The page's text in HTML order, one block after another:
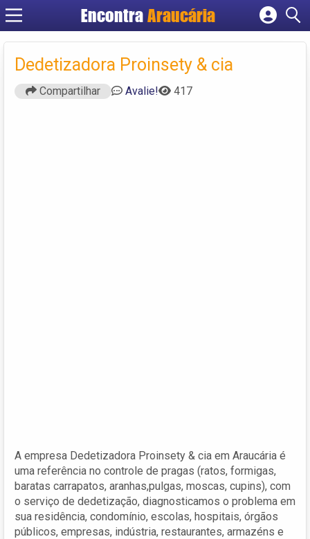
EncontraAraucária
Cadastrar empresa
Criar conta
Dedetizadora Proinsety & cia
Compartilhar Avalie! 417
A empresa Dedetizadora Proinsety & cia em Araucária é
uma referência no controle de pragas (ratos, formigas,
baratas carrapatos, aranhas,pulgas, moscas, cupins), com
o serviço de dedetização, diagnosticamos o problema em
sua residência, condomínio, escolas, hospitais, órgãos
públicos, empresas, indústria, restaurantes, armazéns e